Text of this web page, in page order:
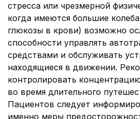
стресса или чрезмерной
когда имеются большие
глюкозы в крови) возможно
способности управлять
средствами и обслуживать
находящиеся в движении.
контролировать
во время длительного
Пациентов следует
именно меры